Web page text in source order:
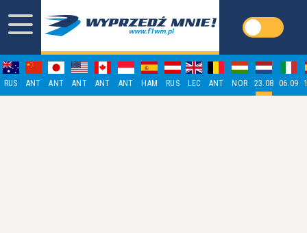
RUS ANT ANT ANT ANT ANT HAM RUS LEC ANT NOR 23.08 06.09